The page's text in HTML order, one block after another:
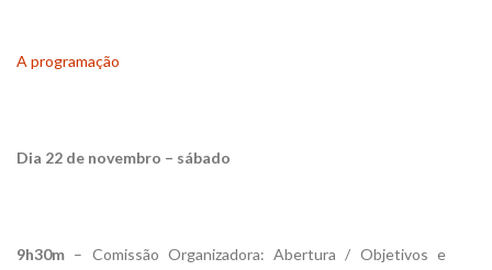
A programação
Dia 22 de novembro – sábado
9h30m – Comissão Organizadora: Abertura / Objetivos e